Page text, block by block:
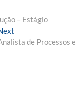
– Estágio
post:de Processos